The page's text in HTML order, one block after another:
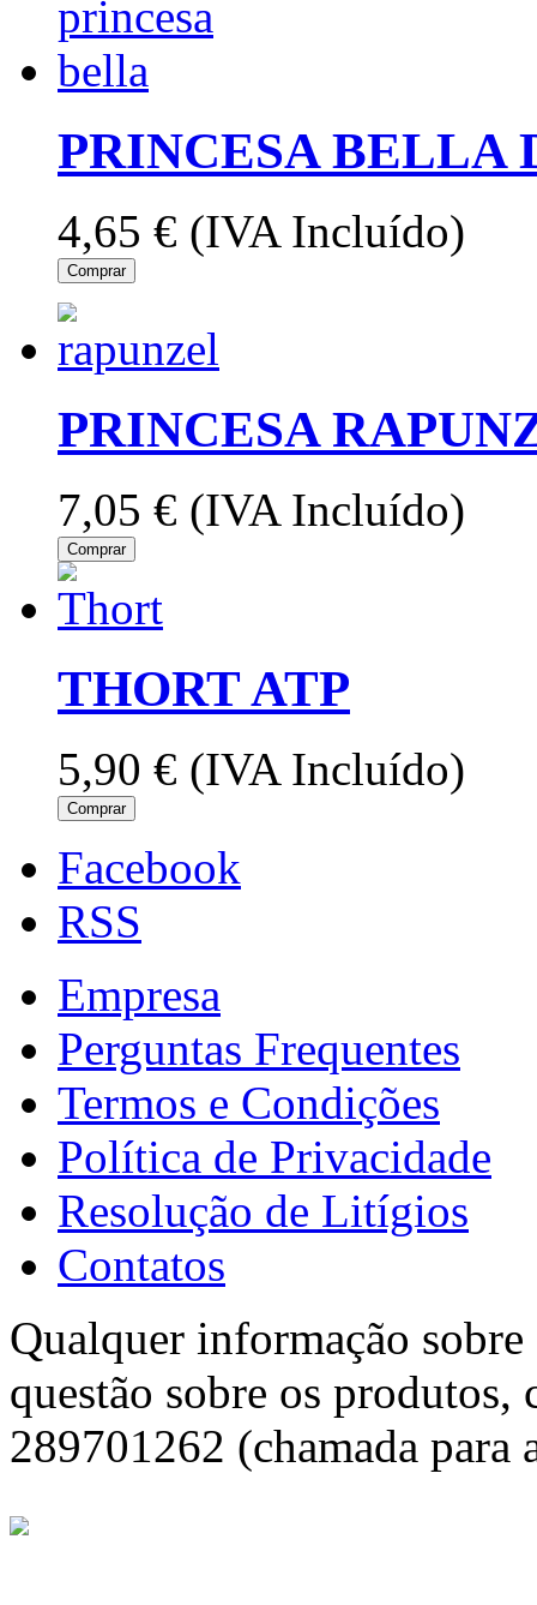
PRINCESA BELLA
4,65 € (IVA Incluído)
Comprar
PRINCESA
7,05 € (IVA Incluído)
Comprar
THORT ATP
5,90 € (IVA Incluído)
Comprar
Facebook
RSS
Empresa
Perguntas Frequentes
Termos e Condições
Política de Privacidade
Resolução de Litígios
Contatos
Qualquer informação
questão sobre os
289701262 (chamada para